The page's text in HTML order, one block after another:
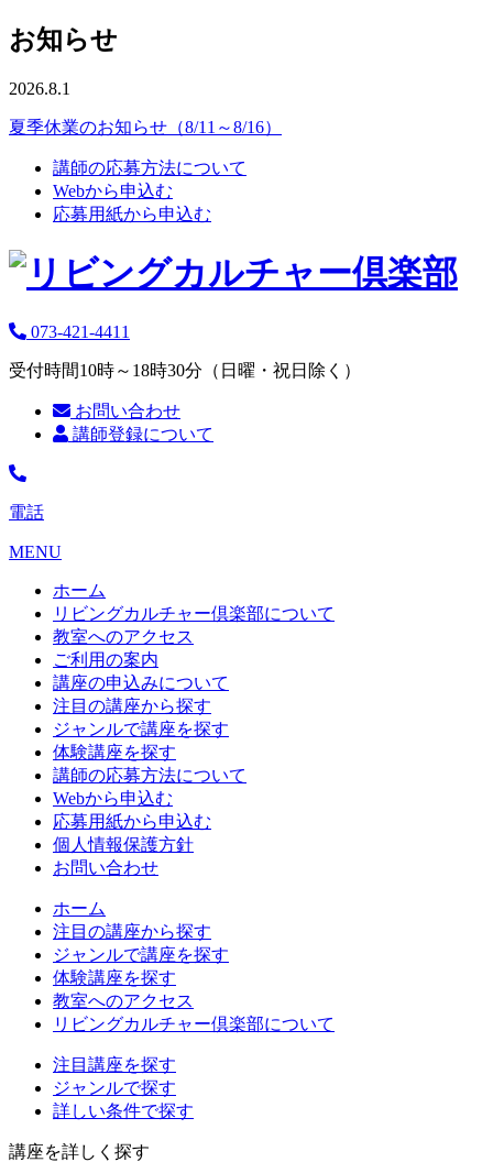
お知らせ
2026.8.1
夏季休業のお知らせ（8/11～8/16）
講師の応募方法について
Webから申込む
応募用紙から申込む
073-421-4411
受付時間10時～18時30分（日曜・祝日除く）
お問い合わせ
講師登録について
電話
MENU
ホーム
リビングカルチャー倶楽部について
教室へのアクセス
ご利用の案内
講座の申込みについて
注目の講座から探す
ジャンルで講座を探す
体験講座を探す
講師の応募方法について
Webから申込む
応募用紙から申込む
個人情報保護方針
お問い合わせ
ホーム
注目の講座から探す
ジャンルで講座を探す
体験講座を探す
教室へのアクセス
リビングカルチャー倶楽部について
注目講座を探す
ジャンルで探す
詳しい条件で探す
講座を詳しく探す